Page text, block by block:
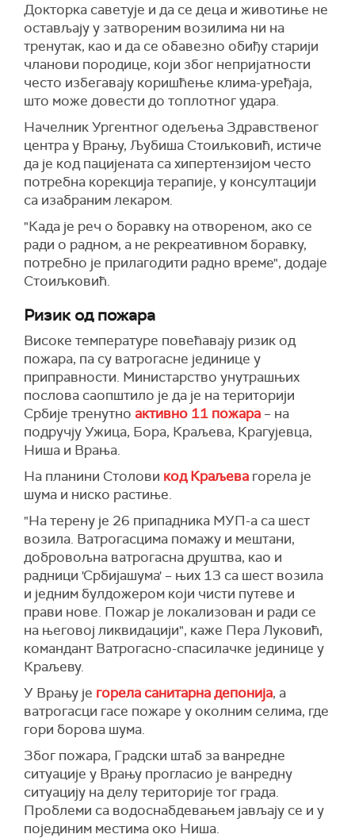
Докторка саветује и да се деца и животиње не
остављају у затвореним возилима ни на
тренутак, као и да се обавезно обиђу старији
чланови породице, који због непријатности
често избегавају коришћење клима-уређаја,
што може довести до топлотног удара.
Начелник Ургентног одељења Здравственог
центра у Врању, Љубиша Стоиљковић, истиче
да је код пацијената са хипертензијом често
потребна корекција терапије, у консултацији
са изабраним лекаром.
"Када је реч о боравку на отвореном, ако се
ради о радном, а не рекреативном боравку,
потребно је прилагодити радно време", додаје
Стоиљковић.
Ризик од пожара
Високе температуре повећавају ризик од
пожара, па су ватрогасне јединице у
приправности. Министарство унутрашњих
послова саопштило је да је на територији
Србије тренутно активно 11 пожара – на
подручју Ужица, Бора, Краљева, Крагујевца,
Ниша и Врања.
На планини Столови код Краљева горела је
шума и ниско растиње.
"На терену је 26 припадника МУП-а са шест
возила. Ватрогасцима помажу и мештани,
добровољна ватрогасна друштва, као и
радници 'Србијашума' – њих 13 са шест возила
и једним булдожером који чисти путеве и
прави нове. Пожар је локализован и ради се
на његовој ликвидацији", каже Пера Луковић,
командант Ватрогасно-спасилачке јединице у
Краљеву.
У Врању је горела санитарна депонија, а
ватрогасци гасе пожаре у околним селима, где
гори борова шума.
Због пожара, Градски штаб за ванредне
ситуације у Врању прогласио је ванредну
ситуацију на делу територије тог града.
Проблеми са водоснабдевањем јављају се и у
појединим местима око Ниша.